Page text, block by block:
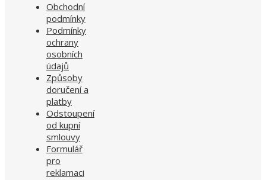
Obchodní
podmínky
Podmínky
ochrany
osobních
údajů
Způsoby
doručení a
platby
Odstoupení
od kupní
smlouvy
Formulář
pro
reklamaci